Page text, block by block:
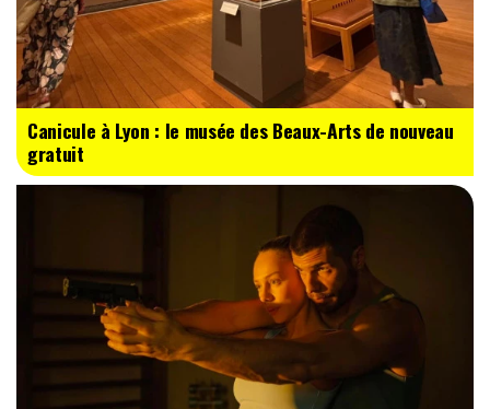
Canicule à Lyon : le musée des Beaux-Arts de nouveau
gratuit